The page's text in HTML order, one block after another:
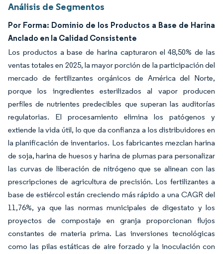
Análisis de Segmentos
Por Forma: Dominio de los Productos a Base de Harina
Anclado en la Calidad Consistente
Los productos a base de harina capturaron el 48,50% de las
ventas totales en 2025, la mayor porción de la participación del
mercado de fertilizantes orgánicos de América del Norte,
porque los ingredientes esterilizados al vapor producen
perfiles de nutrientes predecibles que superan las auditorías
regulatorias. El procesamiento elimina los patógenos y
extiende la vida útil, lo que da confianza a los distribuidores en
la planificación de inventarios. Los fabricantes mezclan harina
de soja, harina de huesos y harina de plumas para personalizar
las curvas de liberación de nitrógeno que se alinean con las
prescripciones de agricultura de precisión. Los fertilizantes a
base de estiércol están creciendo más rápido a una CAGR del
11,76%, ya que las normas municipales de digestato y los
proyectos de compostaje en granja proporcionan flujos
constantes de materia prima. Las inversiones tecnológicas
como las pilas estáticas de aire forzado y la inoculación con